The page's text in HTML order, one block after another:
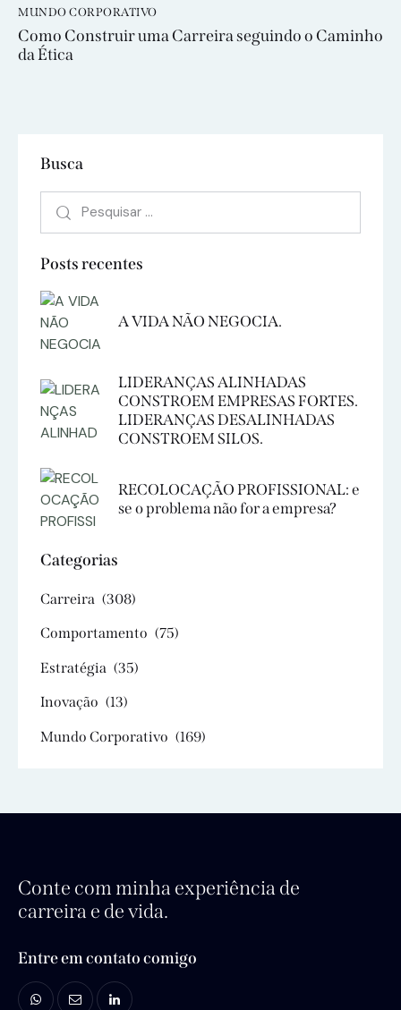
MUNDO CORPORATIVO
Como Construir uma Carreira seguindo o Caminho
da Ética
Busca
Posts recentes
A VIDA NÃO NEGOCIA.
LIDERANÇAS ALINHADAS
CONSTROEM EMPRESAS FORTES.
LIDERANÇAS DESALINHADAS
CONSTROEM SILOS.
RECOLOCAÇÃO PROFISSIONAL: e
se o problema não for a empresa?
Categorias
Carreira (308)
Comportamento (75)
Estratégia (35)
Inovação (13)
Mundo Corporativo (169)
Conte com minha experiência de
carreira e de vida.
Entre em contato comigo